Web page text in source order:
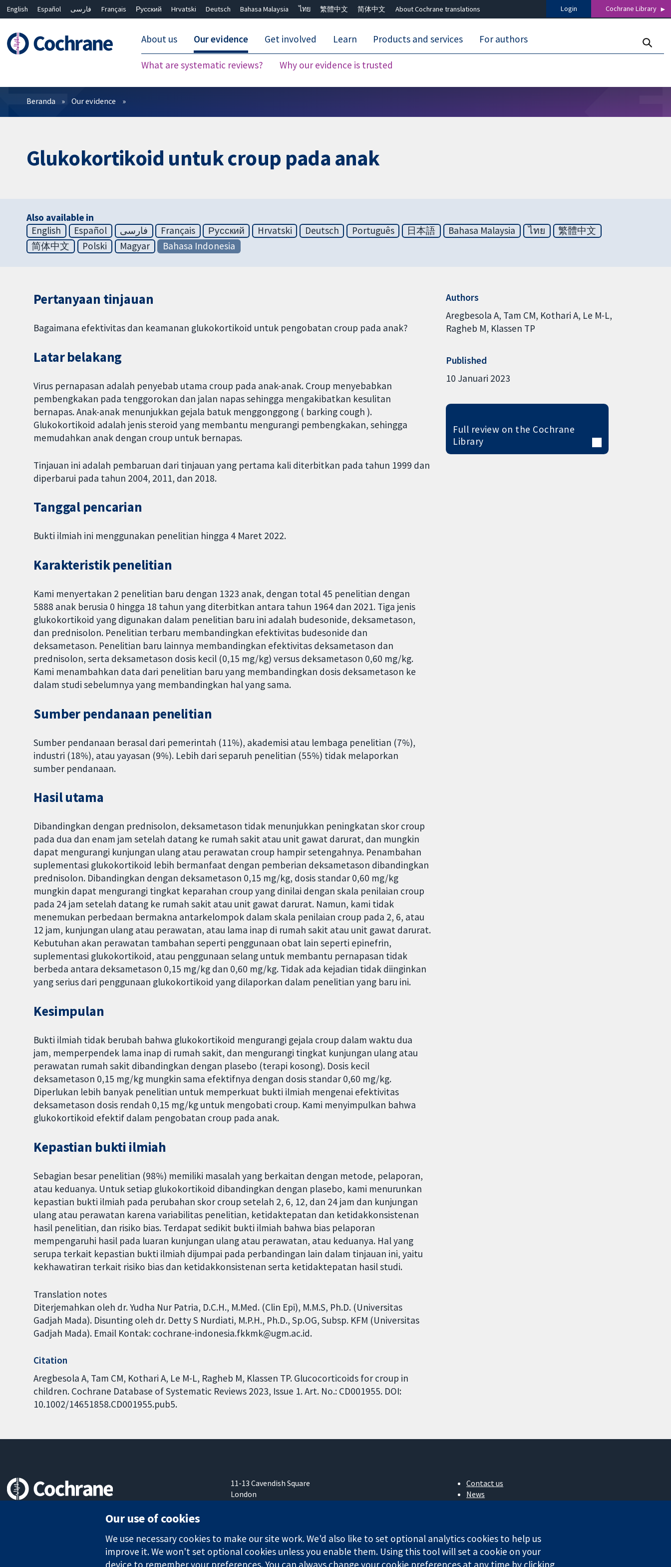
English Español فارسی Français Русский Hrvatski Deutsch Bahasa Malaysia ไทย 繁體中文 简体中文 About Cochrane translations Login Cochrane Library
About us Our evidence
What are systematic reviews? Why our evidence is trusted
Get involved Learn Products and services For authors
Filter
Beranda Our evidence
Glukokortikoid untuk croup pada anak
Also available in
English
Español فارسی Français Русский Hrvatski Deutsch Português 日本語 Bahasa Malaysia ไทย
繁體中文
简体中文
Polski Magyar Bahasa Indonesia
Pertanyaan tinjauan
Bagaimana efektivitas dan keamanan glukokortikoid untuk pengobatan croup pada anak?
Latar belakang
Virus pernapasan adalah penyebab utama croup pada anak-anak. Croup menyebabkan
pembengkakan pada tenggorokan dan jalan napas sehingga mengakibatkan kesulitan
bernapas. Anak-anak menunjukkan gejala batuk menggonggong ( barking cough ).
Glukokortikoid adalah jenis steroid yang membantu mengurangi pembengkakan, sehingga
memudahkan anak dengan croup untuk bernapas.
Tinjauan ini adalah pembaruan dari tinjauan yang pertama kali diterbitkan pada tahun 1999 dan
diperbarui pada tahun 2004, 2011, dan 2018.
Tanggal pencarian
Bukti ilmiah ini menggunakan penelitian hingga 4 Maret 2022.
Karakteristik penelitian
Kami menyertakan 2 penelitian baru dengan 1323 anak, dengan total 45 penelitian dengan
5888 anak berusia 0 hingga 18 tahun yang diterbitkan antara tahun 1964 dan 2021. Tiga jenis
glukokortikoid yang digunakan dalam penelitian baru ini adalah budesonide, deksametason,
dan prednisolon. Penelitian terbaru membandingkan efektivitas budesonide dan
deksametason. Penelitian baru lainnya membandingkan efektivitas deksametason dan
prednisolon, serta deksametason dosis kecil (0,15 mg/kg) versus deksametason 0,60 mg/kg.
Kami menambahkan data dari penelitian baru yang membandingkan dosis deksametason ke
dalam studi sebelumnya yang membandingkan hal yang sama.
Sumber pendanaan penelitian
Sumber pendanaan berasal dari pemerintah (11%), akademisi atau lembaga penelitian (7%),
industri (18%), atau yayasan (9%). Lebih dari separuh penelitian (55%) tidak melaporkan
sumber pendanaan.
Hasil utama
Dibandingkan dengan prednisolon, deksametason tidak menunjukkan peningkatan skor croup
pada dua dan enam jam setelah datang ke rumah sakit atau unit gawat darurat, dan mungkin
dapat mengurangi kunjungan ulang atau perawatan croup hampir setengahnya. Penambahan
suplementasi glukokortikoid lebih bermanfaat dengan pemberian deksametason dibandingkan
prednisolon. Dibandingkan dengan deksametason 0,15 mg/kg, dosis standar 0,60 mg/kg
mungkin dapat mengurangi tingkat keparahan croup yang dinilai dengan skala penilaian croup
pada 24 jam setelah datang ke rumah sakit atau unit gawat darurat. Namun, kami tidak
menemukan perbedaan bermakna antarkelompok dalam skala penilaian croup pada 2, 6, atau
12 jam, kunjungan ulang atau perawatan, atau lama inap di rumah sakit atau unit gawat darurat.
Kebutuhan akan perawatan tambahan seperti penggunaan obat lain seperti epinefrin,
suplementasi glukokortikoid, atau penggunaan selang untuk membantu pernapasan tidak
berbeda antara deksametason 0,15 mg/kg dan 0,60 mg/kg. Tidak ada kejadian tidak diinginkan
yang serius dari penggunaan glukokortikoid yang dilaporkan dalam penelitian yang baru ini.
Kesimpulan
Bukti ilmiah tidak berubah bahwa glukokortikoid mengurangi gejala croup dalam waktu dua
jam, memperpendek lama inap di rumah sakit, dan mengurangi tingkat kunjungan ulang atau
perawatan rumah sakit dibandingkan dengan plasebo (terapi kosong). Dosis kecil
deksametason 0,15 mg/kg mungkin sama efektifnya dengan dosis standar 0,60 mg/kg.
Diperlukan lebih banyak penelitian untuk memperkuat bukti ilmiah mengenai efektivitas
deksametason dosis rendah 0,15 mg/kg untuk mengobati croup. Kami menyimpulkan bahwa
glukokortikoid efektif dalam pengobatan croup pada anak.
Kepastian bukti ilmiah
Sebagian besar penelitian (98%) memiliki masalah yang berkaitan dengan metode, pelaporan,
atau keduanya. Untuk setiap glukokortikoid dibandingkan dengan plasebo, kami menurunkan
kepastian bukti ilmiah pada perubahan skor croup setelah 2, 6, 12, dan 24 jam dan kunjungan
ulang atau perawatan karena variabilitas penelitian, ketidaktepatan dan ketidakkonsistenan
hasil penelitian, dan risiko bias. Terdapat sedikit bukti ilmiah bahwa bias pelaporan
mempengaruhi hasil pada luaran kunjungan ulang atau perawatan, atau keduanya. Hal yang
serupa terkait kepastian bukti ilmiah dijumpai pada perbandingan lain dalam tinjauan ini, yaitu
kekhawatiran terkait risiko bias dan ketidakkonsistenan serta ketidaktepatan hasil studi.
Translation notes
Diterjemahkan oleh dr. Yudha Nur Patria, D.C.H., M.Med. (Clin Epi), M.M.S, Ph.D. (Universitas
Gadjah Mada). Disunting oleh dr. Detty S Nurdiati, M.P.H., Ph.D., Sp.OG, Subsp. KFM (Universitas
Gadjah Mada). Email Kontak: cochrane-indonesia.fkkmk@ugm.ac.id.
Citation
Aregbesola A, Tam CM, Kothari A, Le M-L, Ragheb M, Klassen TP. Glucocorticoids for croup in
children. Cochrane Database of Systematic Reviews 2023, Issue 1. Art. No.: CD001955. DOI:
10.1002/14651858.CD001955.pub5.
Authors
Aregbesola A Tam CM Kothari A Le M-L
Ragheb M Klassen TP
Published
10 Januari 2023
Full review on the Cochrane
Library
11-13 Cavendish Square
London
Contact us
News
Cochrane Library
Our use of cookies
We use necessary cookies to make our site work. We'd also like to set optional analytics cookies to help us
improve it. We won't set optional cookies unless you enable them. Using this tool will set a cookie on your
device to remember your preferences. You can always change your cookie preferences at any time by clicking